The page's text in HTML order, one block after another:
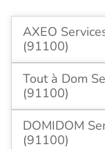
AXEO
(91100)
Tout à Dom
(91100)
DOMIDOM
(91100)